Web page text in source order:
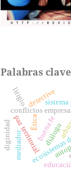
Palabras clave
conflictos
paz territorial
Ética diálogo
sistema
detective
buena fe
diginidadmediador
litigio